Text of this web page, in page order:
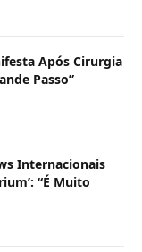
Após Cirurgia
Passo”
Internacionais
“É Muito